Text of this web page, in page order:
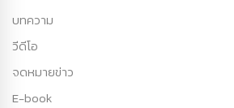
บทความ
วีดีโอ
จดหมายข่าว
E-book